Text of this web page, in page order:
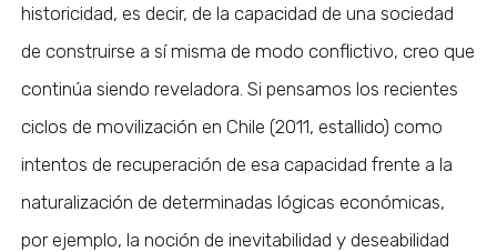
historicidad, es decir, de la capacidad de una sociedad
de construirse a sí misma de modo conflictivo, creo que
continúa siendo reveladora. Si pensamos los recientes
ciclos de movilización en Chile (2011, estallido) como
intentos de recuperación de esa capacidad frente a la
naturalización de determinadas lógicas económicas,
por ejemplo, la noción de inevitabilidad y deseabilidad